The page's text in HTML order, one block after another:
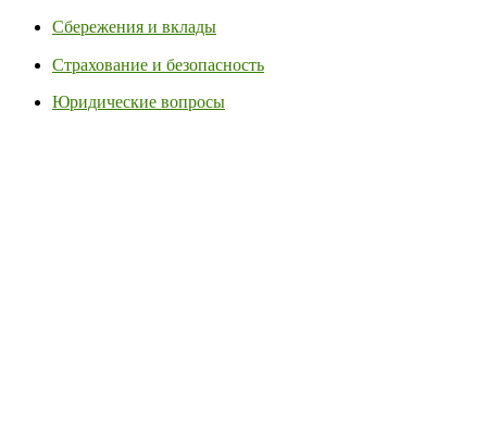
Сбережения и вклады
Страхование и безопасность
Юридические вопросы